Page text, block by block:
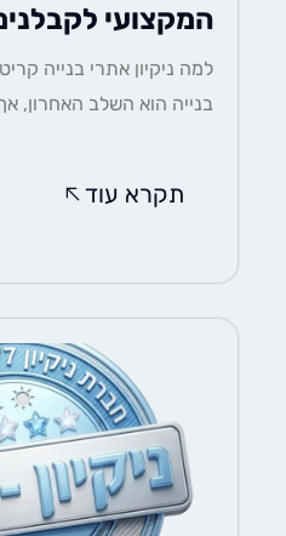
המקצועי לקבלנים
למה ניקיון אתרי בנייה קריטי לכל
בנייה הוא השלב האחרון, אך אחד....
תקרא עוד